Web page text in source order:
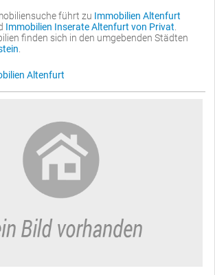
führt zu Immobilien Altenfurt
Immobilien Inserate Altenfurt von Privat
finden sich in den umgebenden Städten
Altenfurt